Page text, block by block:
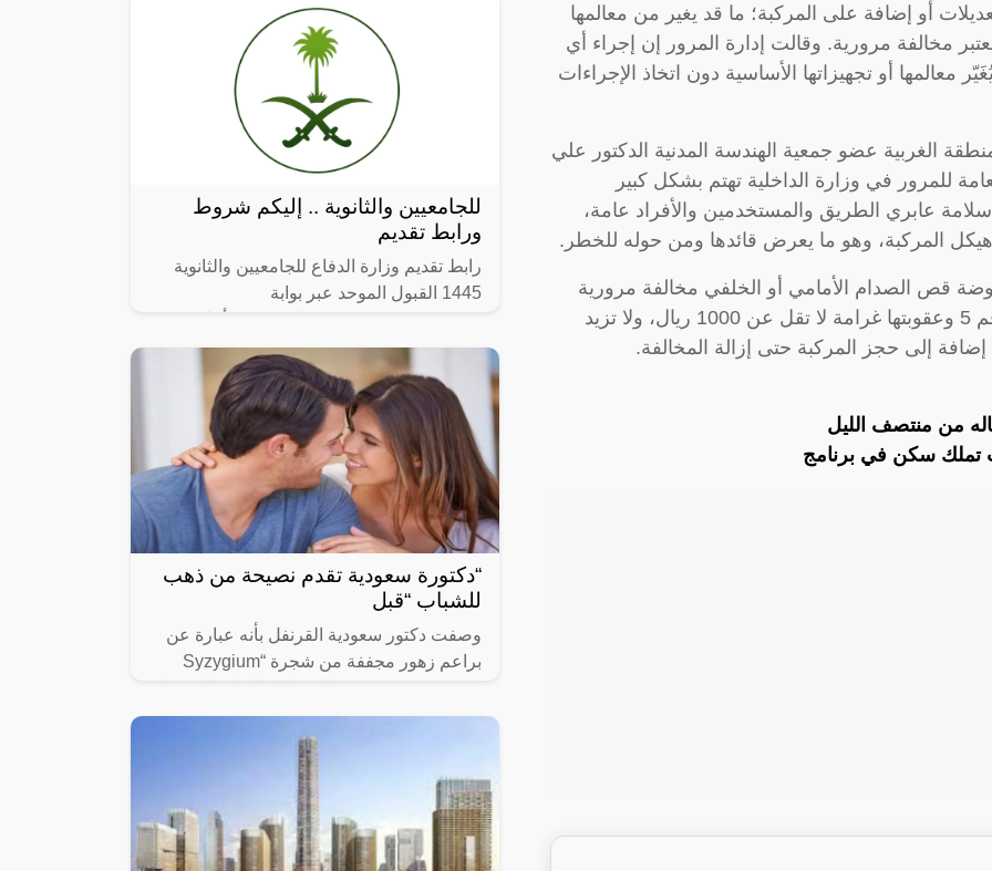
أو إضافة على المركبة؛ ما قد يغير من معالمها
مخالفة مرورية. وقالت إدارة المرور إن إجراء أي
معالمها أو تجهيزاتها الأساسية دون اتخاذ الإجراءات
الغربية عضو جمعية الهندسة المدنية الدكتور علي
للمرور في وزارة الداخلية تهتم بشكل كبير
سلامة عابري الطريق والمستخدمين والأفراد عامة،
المركبة، وهو ما يعرض قائدها ومن حوله للخطر.
قص الصدام الأمامي أو الخلفي مخالفة مرورية
نصت عليها الفقرة 23 من جدول المخالفات رقم 5 وعقوبتها غرامة لا تقل عن 1000 ريال، ولا تزيد
من منتصف الليل
سكن في برنامج
للجامعيين والثانوية .. إليكم شروط
ورابط تقديم
رابط تقديم وزارة الدفاع للجامعيين والثانوية
1445 القبول الموحد عبر بوابة
وزارة الدفاع بالمملكة العربية السعودية متمثلة
“دكتورة سعودية تقدم نصيحة من ذهب
للشباب “قبل
وصفت دكتور سعودية القرنفل بأنه عبارة عن
براعم زهور مجففة من شجرة “Syzygium
“yrtaceae”، وهو نبات دائم الخضرة ينمو في